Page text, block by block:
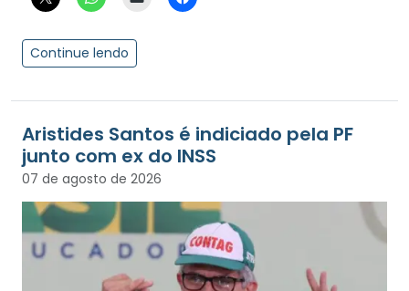
Continue lendo
Aristides Santos é indiciado pela PF
junto com ex do INSS
07 de agosto de 2026